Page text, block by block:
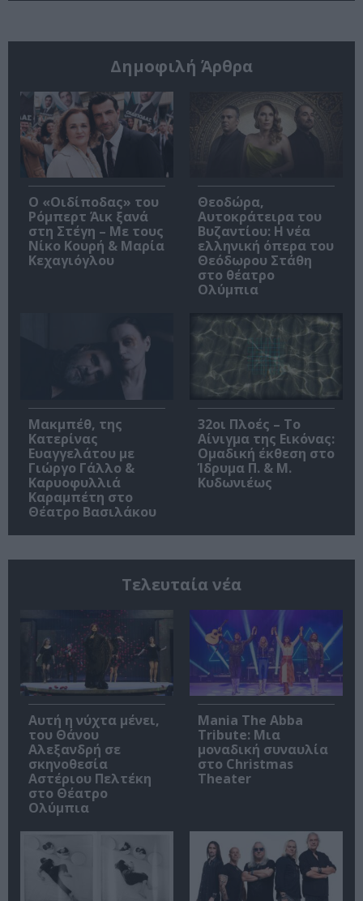
Δημοφιλή Άρθρα
O «Οιδίποδας» του
Ρόμπερτ Άικ ξανά
στη Στέγη – Με τους
Νίκο Κουρή & Μαρία
Κεχαγιόγλου
Θεοδώρα,
Αυτοκράτειρα του
Βυζαντίου: Η νέα
ελληνική όπερα του
Θεόδωρου Στάθη
στο θέατρο
Ολύμπια
Μακμπέθ, της
Κατερίνας
Ευαγγελάτου με
Γιώργο Γάλλο &
Καρυοφυλλιά
Καραμπέτη στο
Θέατρο Βασιλάκου
32οι Πλοές – Το
Αίνιγμα της Εικόνας:
Ομαδική έκθεση στο
Ίδρυμα Π. & Μ.
Κυδωνιέως
Τελευταία νέα
Αυτή η νύχτα μένει,
του Θάνου
Αλεξανδρή σε
σκηνοθεσία
Αστέριου Πελτέκη
στο Θέατρο
Ολύμπια
Mania The Abba
Tribute: Μια
μοναδική συναυλία
στο Christmas
Theater